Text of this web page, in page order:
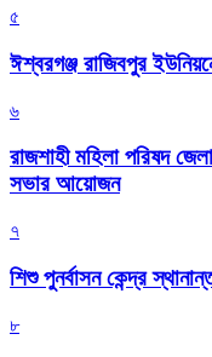
৫
ঈশ্বরগঞ্জ রাজিবপুর
৬
রাজশাহী মহিলা পরিষদ
সভার আয়োজন
৭
শিশু পুনর্বাসন কেন্দ্র
৮